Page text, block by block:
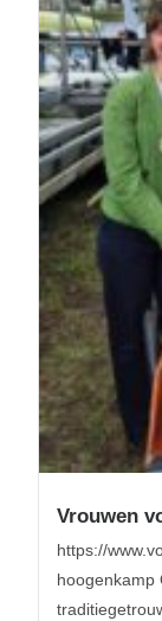
Vrouwen
https://
hoogenkamp